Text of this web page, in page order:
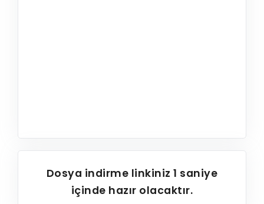
Dosya indirme linkiniz1 saniye
içinde hazır olacaktır.